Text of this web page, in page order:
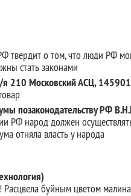
твердит о том, что люди РФ
стать законами
я 210 Московский АСЦ, 145901
позаконодательству РФ
РФ народ должен
отняла власть у народа
буйным цветом малина,